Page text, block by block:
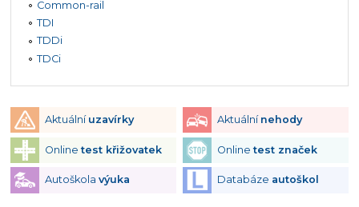
Common-rail
TDI
TDDi
TDCi
Aktuální uzavírky Aktuální nehody
Onlinetest křižovatek Onlinetest značek
Autoškola výuka Databáze autoškol